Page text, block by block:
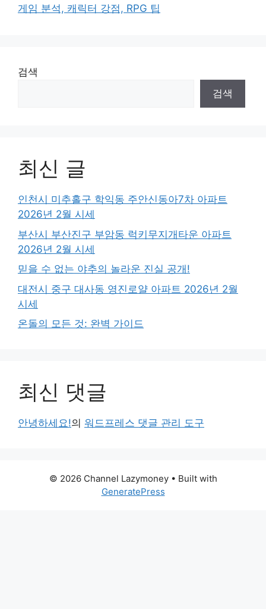
게임 분석, 캐릭터 강점, RPG 팁
검색
검색
최신 글
인천시 미추홀구 학익동 주안신동아7차 아파트
2026년 2월 시세
부산시 부산진구 부암동 럭키무지개타운 아파트
2026년 2월 시세
믿을 수 없는 야추의 놀라운 진실 공개!
대전시 중구 대사동 영진로얄 아파트 2026년 2월
시세
온돌의 모든 것: 완벽 가이드
최신 댓글
안녕하세요!의 워드프레스 댓글 관리 도구
© 2026 Channel Lazymoney• Built with
GeneratePress